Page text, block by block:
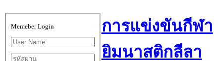
Memeber Login
การแข่งขันกีฬา
ยิมนาสติกลีลา